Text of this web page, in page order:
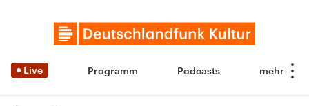
Live Programm Podcasts